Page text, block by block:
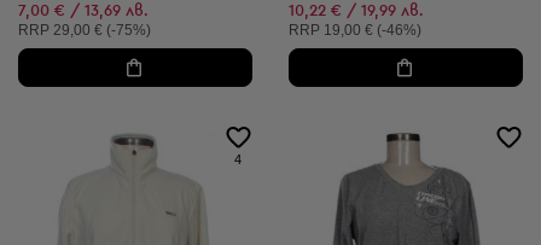
7,00 € / 13,69 лв.
Препоръчителна цена:
RRP 29,00 € (-75%)
10,22 € / 19,99 лв.
Препоръчителна цена:
RRP 19,00 € (-46%)
4